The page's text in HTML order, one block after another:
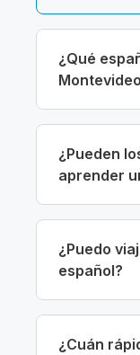
¿Qué
¿Pueden
aprender
¿Puedo
español?
¿Cuán